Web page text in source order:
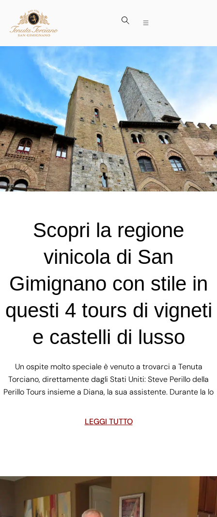
Scopri la regione
vinicola di San
Gimignano con stile in
questi 4 tours di vigneti
e castelli di lusso
Un ospite molto speciale è venuto a trovarci a Tenuta
Torciano, direttamente dagli Stati Uniti: Steve Perillo della
Perillo Tours insieme a Diana, la sua assistente. Durante la lo
LEGGI TUTTO